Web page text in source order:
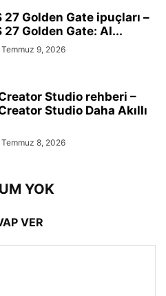
27 Golden Gate ipuçları –
27 Golden Gate: AI...
Temmuz 9, 2026
Studio rehberi –
Studio Daha Akıllı
Temmuz 8, 2026
YOK
VER